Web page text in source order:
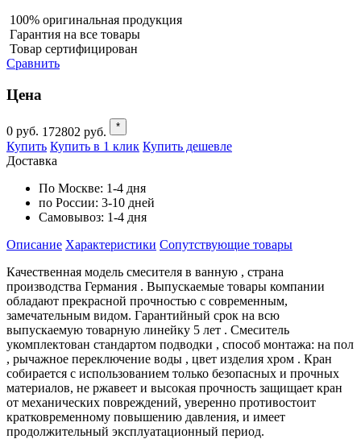
100% оригинальная продукция
Гарантия на все товары
Товар сертифицирован
Сравнить
Цена
0 руб. 172802 руб. *
Купить Купить в 1 клик Купить дешевле
Доставка
По Москве: 1-4 дня
по России: 3-10 дней
Самовывоз: 1-4 дня
Описание Характеристики Cопутствующие товары
Качественная модель смесителя в ванную , страна
производства Германия . Выпускаемые товары компании
обладают прекрасной прочностью с современным,
замечательным видом. Гарантийный срок на всю
выпускаемую товарную линейку 5 лет . Смеситель
укомплектован стандартом подводки , способ монтажа: на пол
, рычажное переключение воды , цвет изделия хром . Кран
собирается с использованием только безопасных и прочных
материалов, не ржавеет и высокая прочность защищает кран
от механических повреждений, уверенно противостоит
кратковременному повышению давления, и имеет
продолжительный эксплуатационный период.